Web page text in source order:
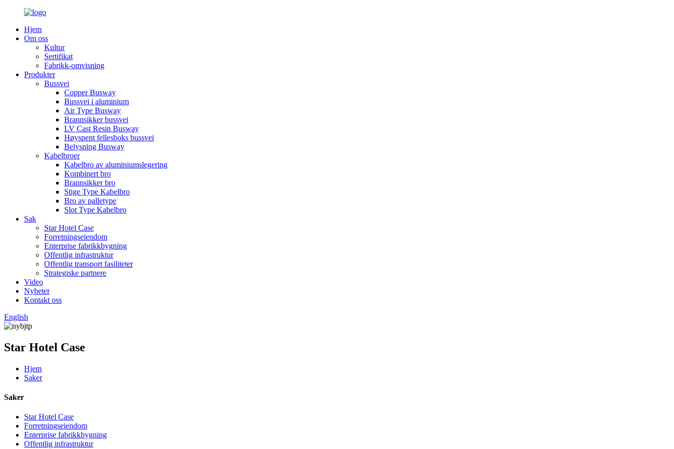
Hjem
Om oss
Kultur
Sertifikat
Fabrikk-omvisning
Produkter
Bussvei
Copper Busway
Bussvei i aluminium
Air Type Busway
Brannsikker bussvei
LV Cast Resin Busway
Høyspent fellesboks bussvei
Belysning Busway
Kabelbroer
Kabelbro av aluminiumslegering
Kombinert bro
Brannsikker bro
Stige Type Kabelbro
Bro av palletype
Slot Type Kabelbro
Sak
Star Hotel Case
Forretningseiendom
Enterprise fabrikkbygning
Offentlig infrastruktur
Offentlig transport fasiliteter
Strategiske partnere
Video
Nyheter
Kontakt oss
English
Star Hotel Case
Hjem
Saker
Saker
Star Hotel Case
Forretningseiendom
Enterprise fabrikkbygning
Offentlig infrastruktur